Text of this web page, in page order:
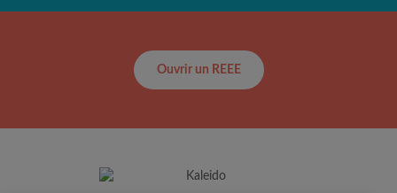
Ouvrir un REEE